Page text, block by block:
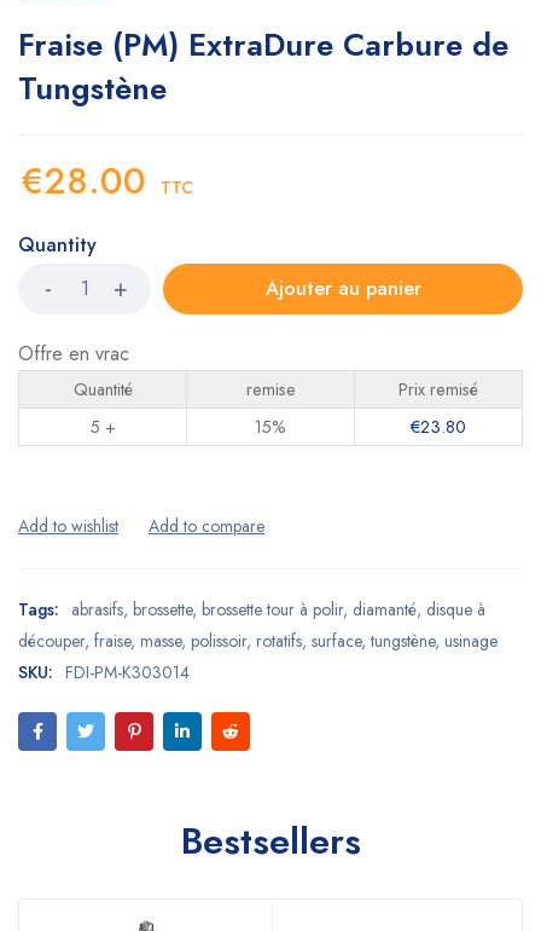
Fraise (PM) ExtraDure Carbure de
Tungstène
€28.00 TTC
Quantity
Ajouter au panier
Offre en vrac
Quantité remise
Prix remisé
5 +
15% €23.80
Tags: abrasifs, brossette, brossette tour à polir, diamanté, disque à
découper, fraise, masse, polissoir, rotatifs, surface,tungstène, usinage
SKU: FDI-PM-K303014
Bestsellers